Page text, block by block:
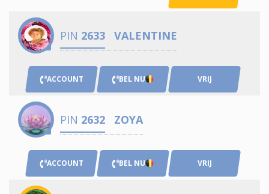
PIN 2633 VALENTINE
ACCOUNT BEL NU VRIJ
PIN 2632 ZOYA
ACCOUNT BEL NU VRIJ